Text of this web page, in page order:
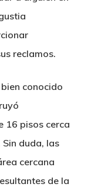
reclamos.
conocido
16 pisos cerca
duda, las
cercana
de la